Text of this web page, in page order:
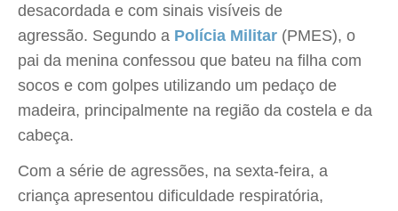
desacordada e com sinais visíveis de
agressão. Segundo a Polícia Militar (PMES), o
pai da menina confessou que bateu na filha com
socos e com golpes utilizando um pedaço de
madeira, principalmente na região da costela e da
cabeça.
Com a série de agressões, na sexta-feira, a
criança apresentou dificuldade respiratória,